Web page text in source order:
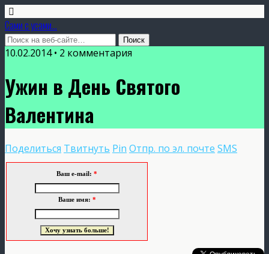
Сами с усами...
10.02.2014 • 2 комментария
Ужин в День Святого
Валентина
Поделиться Твитнуть Pin Отпр. по эл. почте SMS
Ваш e-mail: *
Ваше имя: *